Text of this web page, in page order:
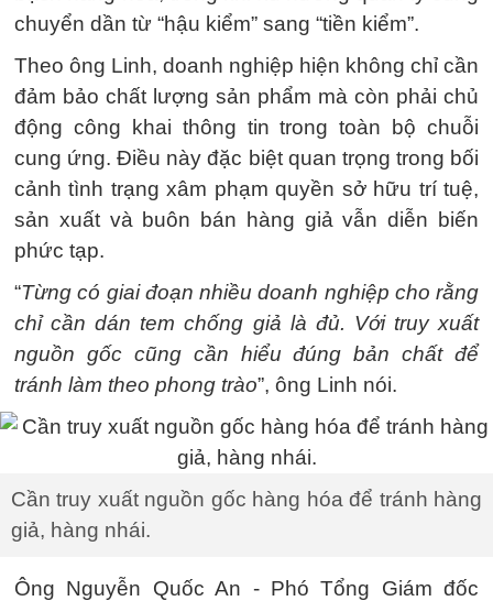
chuyển dần từ “hậu kiểm” sang “tiền kiểm”.
Theo ông Linh, doanh nghiệp hiện không chỉ cần
đảm bảo chất lượng sản phẩm mà còn phải chủ
động công khai thông tin trong toàn bộ chuỗi
cung ứng. Điều này đặc biệt quan trọng trong bối
cảnh tình trạng xâm phạm quyền sở hữu trí tuệ,
sản xuất và buôn bán hàng giả vẫn diễn biến
phức tạp.
“Từng có giai đoạn nhiều doanh nghiệp cho rằng
chỉ cần dán tem chống giả là đủ. Với truy xuất
nguồn gốc cũng cần hiểu đúng bản chất để
tránh làm theo phong trào”, ông Linh nói.
Cần truy xuất nguồn gốc hàng hóa để tránh hàng
giả, hàng nhái.
Ông Nguyễn Quốc An - Phó Tổng Giám đốc